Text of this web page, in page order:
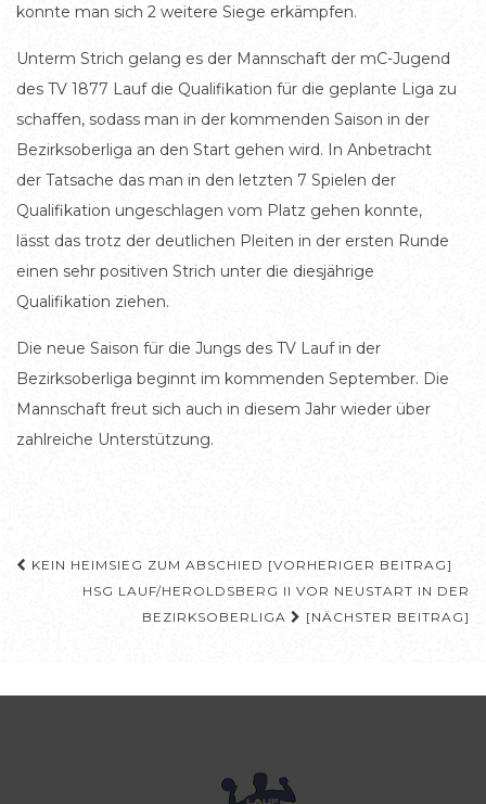
konnte man sich 2 weitere Siege erkämpfen.
Unterm Strich gelang es der Mannschaft der mC-Jugend
des TV 1877 Lauf die Qualifikation für die geplante Liga zu
schaffen, sodass man in der kommenden Saison in der
Bezirksoberliga an den Start gehen wird. In Anbetracht
der Tatsache das man in den letzten 7 Spielen der
Qualifikation ungeschlagen vom Platz gehen konnte,
lässt das trotz der deutlichen Pleiten in der ersten Runde
einen sehr positiven Strich unter die diesjährige
Qualifikation ziehen.
Die neue Saison für die Jungs des TV Lauf in der
Bezirksoberliga beginnt im kommenden September. Die
Mannschaft freut sich auch in diesem Jahr wieder über
zahlreiche Unterstützung.
Beitragsnavigation
KEIN HEIMSIEG ZUM ABSCHIED [VORHERIGER BEITRAG]
HSG LAUF/HEROLDSBERG II VOR NEUSTART IN DER
BEZIRKSOBERLIGA
[NÄCHSTER BEITRAG]